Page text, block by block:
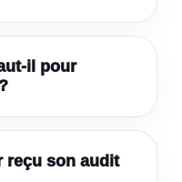
il pour
reçu son audit